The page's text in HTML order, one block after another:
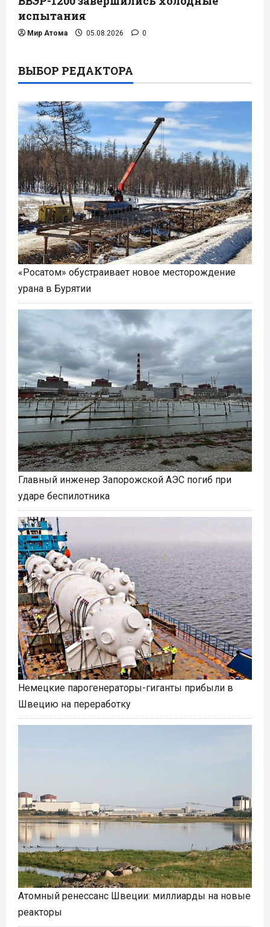
испытания
Мир Атома 05.08.2026 0
ВЫБОР РЕДАКТОРА
«Росатом» обустраивает новое месторождение
урана в Бурятии
Главный инженер Запорожской АЭС погиб при
ударе беспилотника
Немецкие парогенераторы-гиганты прибыли в
Швецию на переработку
Атомный ренессанс Швеции: миллиарды на новые
реакторы